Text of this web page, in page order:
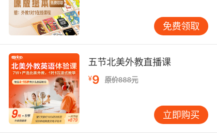
学阶段，是系统训练阅读技能的关键期。孩子开
始从“学习阅读”向“通过阅读学习”过渡。除了继续
扩大词汇量，还需要有意识地培养阅读策略。例
如，教会他们如何通过标题、插图预测故事内
容；如何在阅读中寻找关键信息；如何区分事实
和观点。我班上有个孩子，以前阅读时总是一字
一句地读，速度很慢。后来，我教他“意群阅读”
的方法——不是看单个单词，而是看有意义的词
组。经过一段时间的训练，他的阅读速度和理解
能力都有了明显提升。 到了13-18岁的中学阶
段，重点应转向“深度”和“广度”。这个阶段的孩子
免费领取
五节北美外教直播课
¥9 原价888元
立即购买